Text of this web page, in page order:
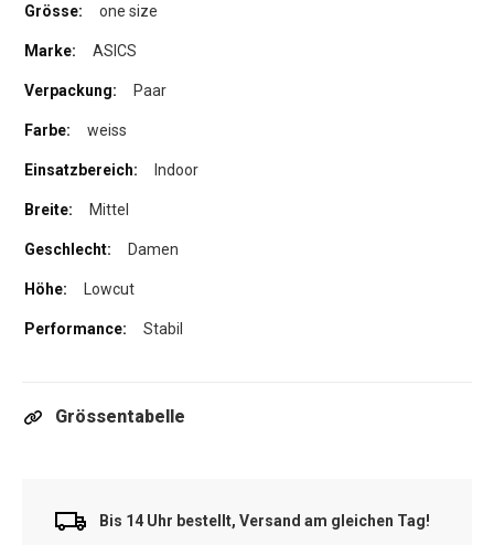
one size
ASICS
Paar
weiss
Indoor
Mittel
Damen
Lowcut
Stabil
Grössentabelle
Bis 14 Uhr bestellt, Versand am gleichen Tag!